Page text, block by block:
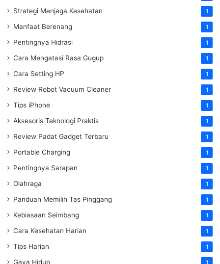
Strategi Menjaga Kesehatan 1
Manfaat Berenang 1
Pentingnya Hidrasi 1
Cara Mengatasi Rasa Gugup 1
Cara Setting HP 1
Review Robot Vacuum Cleaner 1
Tips iPhone 1
Aksesoris Teknologi Praktis 1
Review Padat Gadget Terbaru 1
Portable Charging 1
Pentingnya Sarapan 1
Olahraga 1
Panduan Memilih Tas Pinggang 1
Kebiasaan Seimbang 1
Cara Kesehatan Harian 1
Tips Harian 1
Gaya Hidup 1